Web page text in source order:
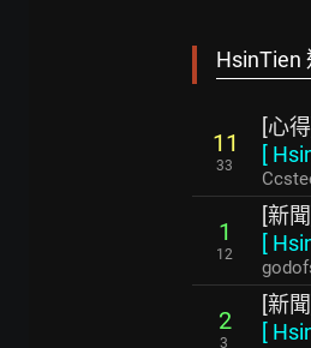
HsinTien
11
33
[心
[
1
12
[新
[
2
3
[新
[